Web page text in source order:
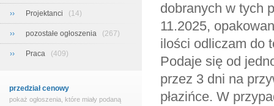
›› Projektanci (14)
›› pozostałe ogłoszenia (267)
›› Praca (409)
przedział cenowy
pokaż ogłoszenia, które miały podaną
dobranych w tych
11.2025,
ilości odliczam do
Podaje się od
przez 3 dni na
płazińce. W